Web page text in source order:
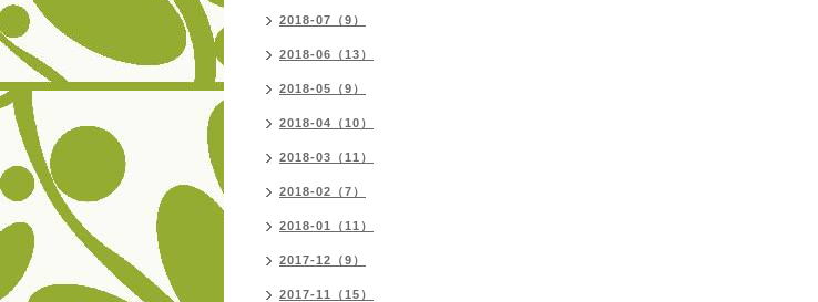
2018-07（9）
2018-06（13）
2018-05（9）
2018-04（10）
2018-03（11）
2018-02（7）
2018-01（11）
2017-12（9）
2017-11（15）